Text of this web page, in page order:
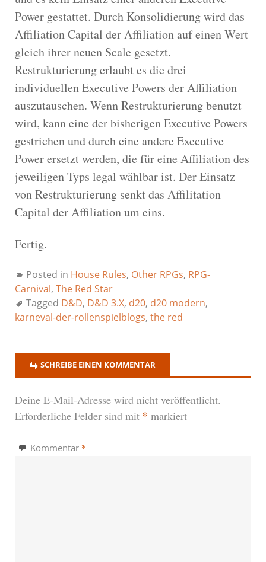
Power gestattet. Durch Konsolidierung wird das
Affiliation Capital der Affiliation auf einen Wert
gleich ihrer neuen Scale gesetzt.
Restrukturierung erlaubt es die drei
individuellen Executive Powers der Affiliation
auszutauschen. Wenn Restrukturierung benutzt
wird, kann eine der bisherigen Executive Powers
gestrichen und durch eine andere Executive
Power ersetzt werden, die für eine Affiliation des
jeweiligen Typs legal wählbar ist. Der Einsatz
von Restrukturierung senkt das Affilitation
Capital der Affiliation um eins.
Fertig.
Posted in House Rules, Other RPGs, RPG-
Carnival, The Red Star
Tagged D&D, D&D 3.X, d20, d20 modern,
karneval-der-rollenspielblogs, the red
SCHREIBE EINEN KOMMENTAR
Deine E-Mail-Adresse wird nicht veröffentlicht.
Erforderliche Felder sind mit * markiert
Kommentar *